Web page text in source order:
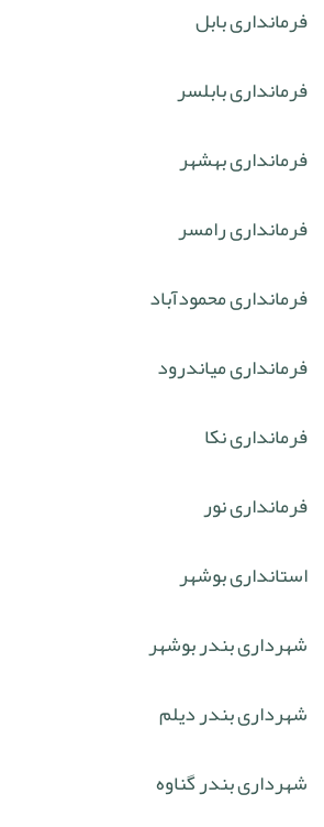
فرمانداری بابل
فرمانداری بابلسر
فرمانداری بهشهر
فرمانداری رامسر
فرمانداری محمودآباد
فرمانداری میاندرود
فرمانداری نکا
فرمانداری نور
استانداری بوشهر
شهرداری بندر بوشهر
شهرداری بندر دیلم
شهرداری بندر گناوه